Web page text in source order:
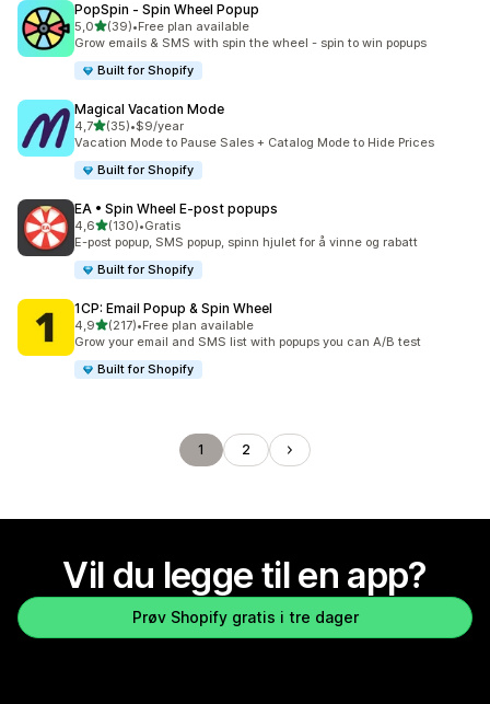
PopSpin ‑ Spin Wheel Popup
5,0av 5 stjerner
(39)
Totalt 39 omtaler
•Free plan available
Grow emails & SMS with spin the wheel - spin to win popups
Built for Shopify
Magical Vacation Mode
4,7av 5 stjerner
(35)
Totalt 35 omtaler
•$9/year
Vacation Mode to Pause Sales + Catalog Mode to Hide Prices
Built for Shopify
EA • Spin Wheel E‑post popups
4,6av 5 stjerner
(130)
Totalt 130 omtaler
•Gratis
E-post popup, SMS popup, spinn hjulet for å vinne og rabatt
Built for Shopify
1CP: Email Popup & Spin Wheel
4,9av 5 stjerner
(217)
Totalt 217 omtaler
•Free plan available
Grow your email and SMS list with popups you can A/B test
Built for Shopify
1 2
Vil du legge til en app?
Prøv Shopify gratis i tre dager